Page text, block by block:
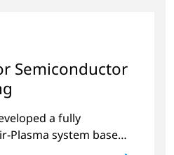
Semiconductor
a fully
Plasma system based